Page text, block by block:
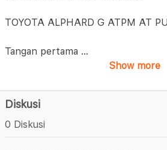
TOYOTA ALPHARD G ATPM AT
Tangan pertama ...
Show more
Diskusi
0 Diskusi